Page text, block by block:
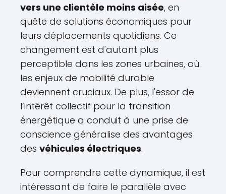
vers une clientèle moins aisée, en
quête de solutions économiques pour
leurs déplacements quotidiens. Ce
changement est d'autant plus
perceptible dans les zones urbaines, où
les enjeux de mobilité durable
deviennent cruciaux. De plus, l'essor de
l’intérêt collectif pour la transition
énergétique a conduit à une prise de
conscience généralise des avantages
des véhicules électriques.
Pour comprendre cette dynamique, il est
intéressant de faire le parallèle avec